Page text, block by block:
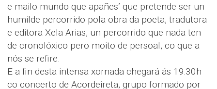
e mailo mundo que apañes’ que pretende ser un
humilde percorrido pola obra da poeta, tradutora
e editora Xela Arias, un percorrido que nada ten
de cronolóxico pero moito de persoal, co que a
nós se refire.
E a fin desta intensa xornada chegará ás 19:30h
co concerto de Acordeireta, grupo formado por